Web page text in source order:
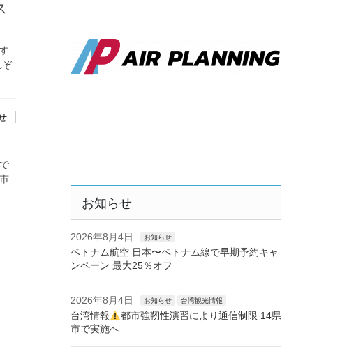
ぞ
お知らせ
2026年8月4日 お知らせ
ベトナム航空 日本〜ベトナム線で早期予約キャ
ンペーン 最大25％オフ
2026年8月4日 お知らせ 台湾観光情報
台湾情報
都市強靭性演習により通信制限 14県
市で実施へ